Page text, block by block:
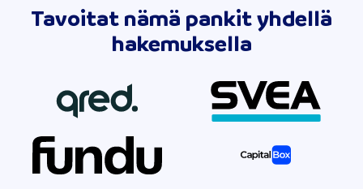
Tavoitat nämä pankit yhdellä
hakemuksella